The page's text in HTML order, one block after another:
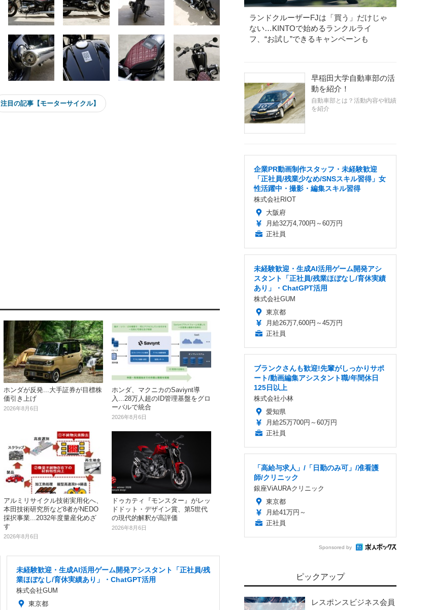
注目の記事【モーターサイクル】
ホンダが反発...大手証券が目標株
価引き上げ
2026年8月6日
ホンダ、マクニカのSaviynt導
入...28万人超のID管理基盤をグロ
ーバルで統合
2026年8月6日
アルミリサイクル技術実用化へ、
本田技術研究所など8者がNEDO
採択事業...2032年度量産化めざ
す
2026年8月6日
ドゥカティ『モンスター』がレッ
ドドット・デザイン賞、第5世代
の現代的解釈が高評価
2026年8月6日
未経験歓迎・生成AI活用ゲーム開発アシスタント「正社員/残
業ほぼなし/育休実績あり」・ChatGPT活用
株式会社GUM
東京都
ランドクルーザーFJは「買う」だけじゃ
ない…KINTOで始めるランクルライ
フ、“お試し”できるキャンペーンも
早稲田大学自動車部の活
動を紹介！
自動車部とは？活動内容や戦績
を紹介
企業PR動画制作スタッフ・未経験歓迎
「正社員/残業少なめ/SNSスキル習得」女
性活躍中・撮影・編集スキル習得
株式会社RIOT
大阪府
月給32万4,700円～60万円
正社員
未経験歓迎・生成AI活用ゲーム開発アシ
スタント「正社員/残業ほぼなし/育休実績
あり」・ChatGPT活用
株式会社GUM
東京都
月給26万7,600円～45万円
正社員
ブランクさんも歓迎!先輩がしっかりサポ
ート/動画編集アシスタント職/年間休日
125日以上
株式会社小林
愛知県
月給25万700円～60万円
正社員
「高給与求人」/「日勤のみ可」/准看護
師/クリニック
銀座ViAURAクリニック
東京都
月給41万円～
正社員
Sponsored by
ピックアップ
レスポンスビジネス会員